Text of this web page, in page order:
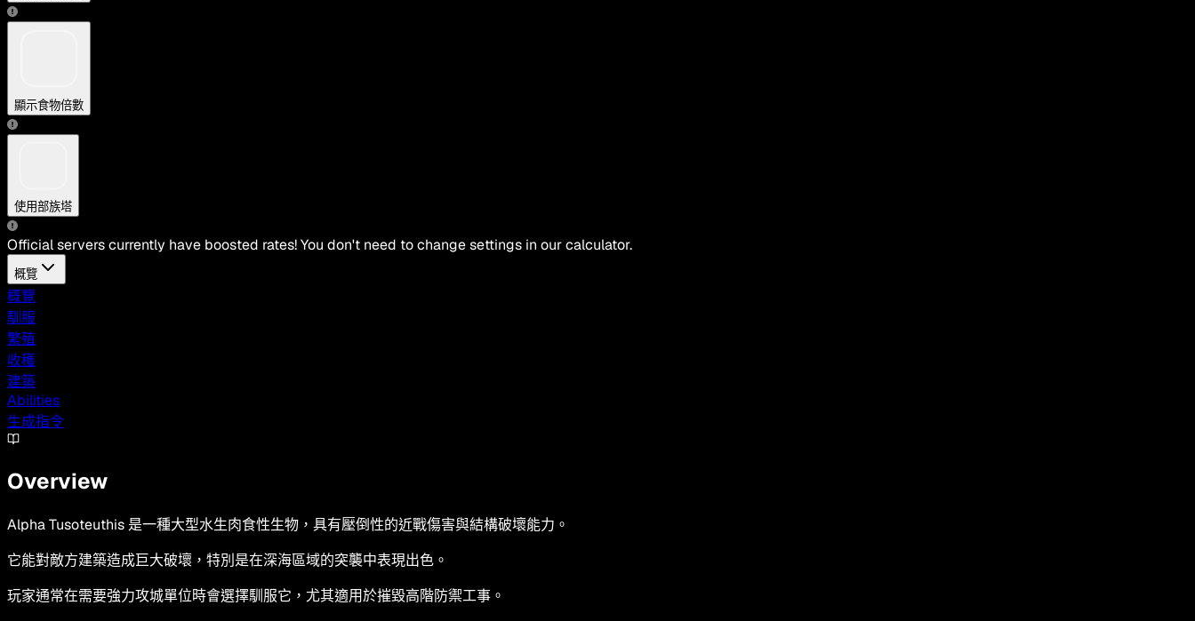
顯示食物倍數
使用部族塔
Official servers currently have boosted rates! You don't need to change settings in our calculator.
概覽
概覽
馴服
繁殖
收穫
建築
Abilities
生成指令
Overview
Alpha Tusoteuthis 是一種大型水生肉食性生物，具有壓倒性的近戰傷害與結構破壞能力。
它能對敵方建築造成巨大破壞，特別是在深海區域的突襲中表現出色。
玩家通常在需要強力攻城單位時會選擇馴服它，尤其適用於摧毀高階防禦工事。